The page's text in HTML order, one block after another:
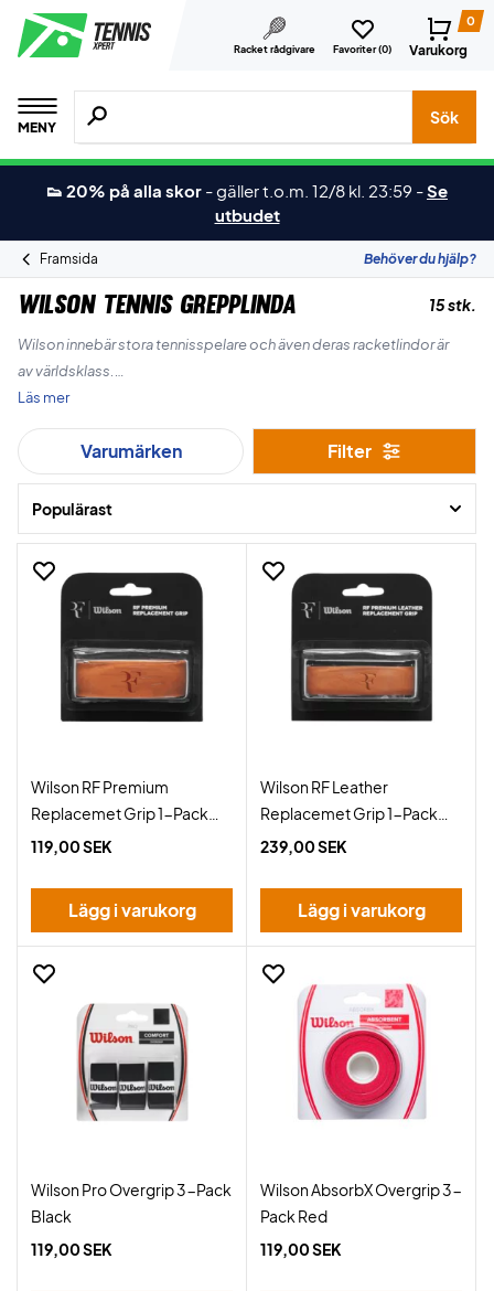
Racket rådgivare Favoriter (0)
0
Varukorg
MENY
Sök efter produkter, märken osv.
Sök
👟 20% på alla skor -gäller t.o.m. 12/8 kl. 23:59 -Se
utbudet
Framsida Behöver du hjälp?
Wilson Tennis Grepplinda 15 stk.
Wilson innebär stora tennisspelare och även deras racketlindor är
av världsklass.
overgrip är kända för att vara riktigt bra.
Läs mer
Varumärken Filter
Populärast
Wilson RF Premium
Replacemet Grip 1-Pack
Brown
119,00 SEK
Lägg i varukorg
Wilson RF Leather
Replacemet Grip 1-Pack
Brown
239,00 SEK
Lägg i varukorg
Wilson Pro Overgrip 3-Pack
Black
119,00 SEK
Wilson AbsorbX Overgrip 3-
Pack Red
119,00 SEK